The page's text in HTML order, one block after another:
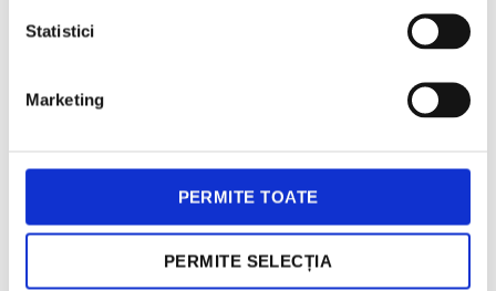
Statistici
Marketing
PERMITE TOATE
PERMITE SELECȚIA